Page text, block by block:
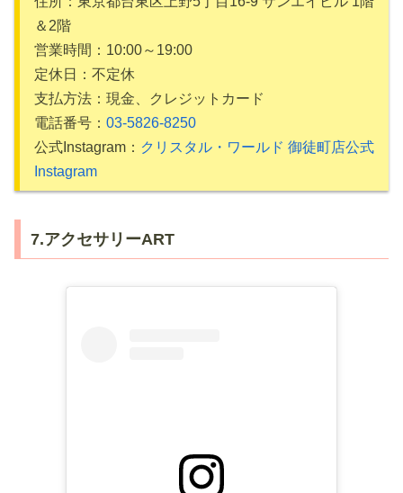
＆2階
営業時間：10:00～19:00
定休日：不定休
支払方法：現金、クレジットカード
電話番号： 03-5826-8250
公式Instagram： クリスタル・ワールド 御徒町店公式
Instagram
7.アクセサリーART